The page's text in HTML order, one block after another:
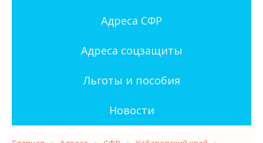
Адреса СФР
Адреса соцзащиты
Льготы и пособия
Новости